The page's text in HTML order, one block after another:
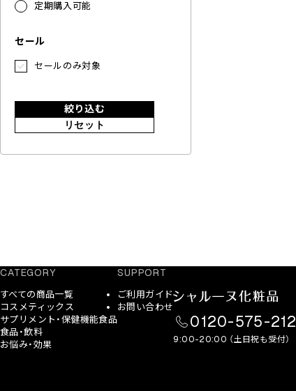
定期購入可能
セール
セールのみ対象
絞り込む
リセット
CATEGORY
すべての商品一覧
コスメティックス
サプリメント・保健機能食品
食品・飲料
お悩み・効果
SUPPORT
ご利用ガイド
お問い合わせ
0120-575-212
9:00-20:00 （土日祝も受付）